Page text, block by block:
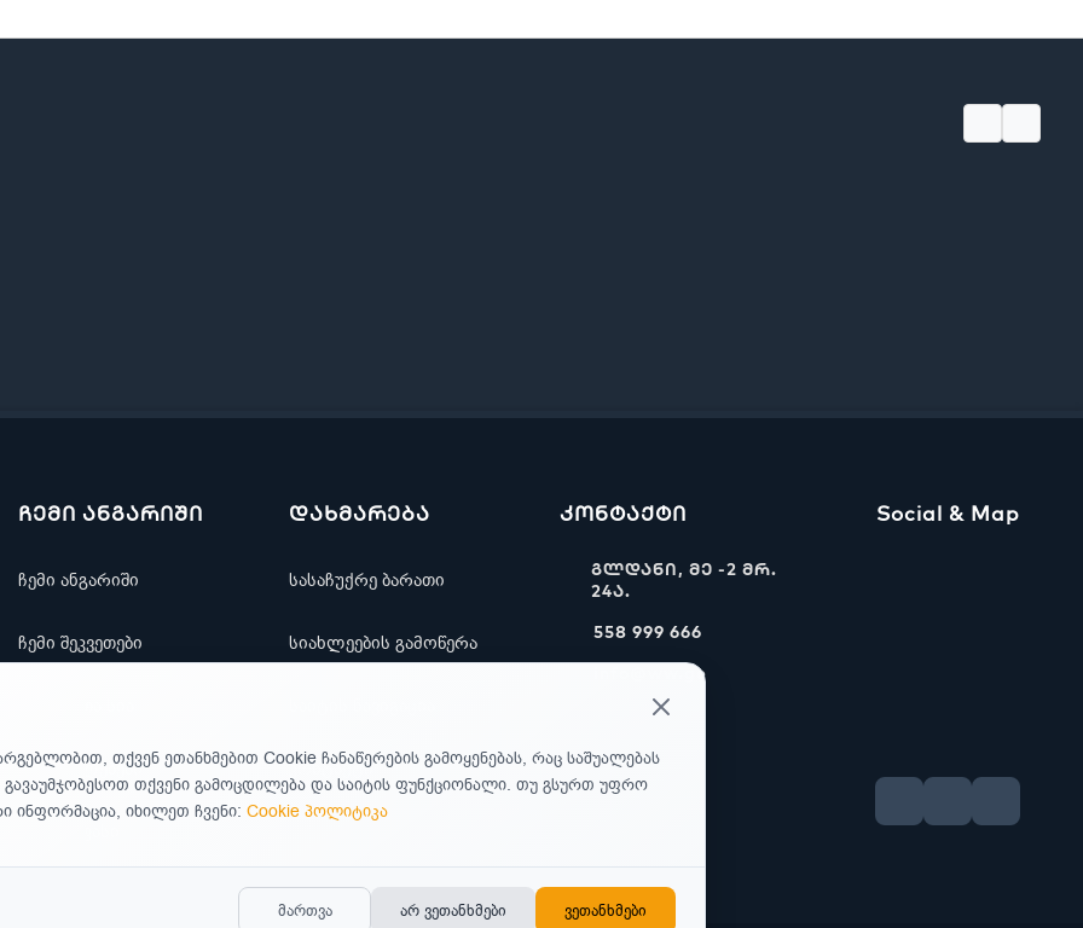
ჩემი ანგარიში
ჩემი ანგარიში
ჩემი შეკვეთები
ფასდაკლებები
დახმარება
სასაჩუქრე ბარათი
სიახლეების გამოწერა
კონტაქტი
კონტაქტი
გლდანი, მე -2 მრ.
24ა.
558 999 666
info@ww.ge
Social & Map
თქვენ ეთანხმებით Cookie ჩანაწერების გამოყენებას, რაც საშუალებას
გავაუმჯობესოთ თქვენი გამოცდილება და საიტის ფუნქციონალი. თუ გსურთ უფრო
ინფორმაცია, იხილეთ ჩვენი: Cookie პოლიტიკა
მართვა არ ვეთანხმები ვეთანხმები